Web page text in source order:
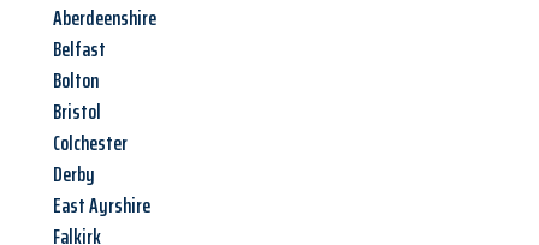
Aberdeenshire
Belfast
Bolton
Bristol
Colchester
Derby
East Ayrshire
Falkirk